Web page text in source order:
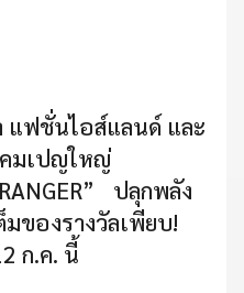
แฟชั่นไอส์แลนด์ และ
มเปญใหญ่
ปลุกพลัง
ของรางวัลเพียบ!
ก.ค. นี้